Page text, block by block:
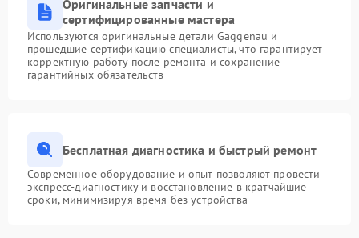
Оригинальные запчасти и
сертифицированные мастера
Используются оригинальные детали Gaggenau и
прошедшие сертификацию специалисты, что гарантирует
корректную работу после ремонта и сохранение
гарантийных обязательств
Бесплатная диагностика и быстрый ремонт
Современное оборудование и опыт позволяют провести
экспресс-диагностику и восстановление в кратчайшие
сроки, минимизируя время без устройства